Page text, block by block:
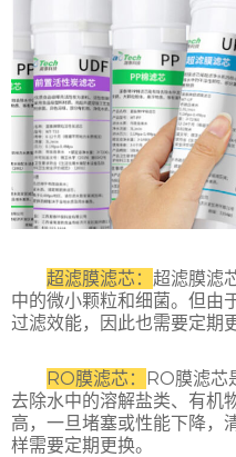
超滤膜滤芯： 超滤膜滤
中的微小颗粒和细菌。但由
过滤效能，因此也需要定期
RO膜滤芯： RO膜滤芯
去除水中的溶解盐类、有机
高，一旦堵塞或性能下降，
样需要定期更换。